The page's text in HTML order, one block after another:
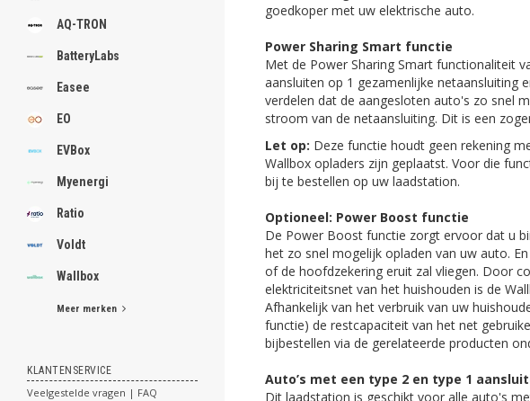
AQ-TRON
BatteryLabs
Easee
EO
EVBox
Myenergi
Ratio
Voldt
Wallbox
Meer merken
KLANTENSERVICE
Veelgestelde vragen | FAQ
goedkoper met uw elektrische auto.
Power Sharing Smart functie
Met de Power Sharing Smart functionaliteit
aansluiten op 1 gezamenlijke netaansluiting
verdelen dat de aangesloten auto's zo snel
stroom van de netaansluiting. Dit is een
Let op: Deze functie houdt geen rekening
Wallbox opladers zijn geplaatst. Voor die
bij te bestellen op uw laadstation.
Optioneel: Power Boost functie
De Power Boost functie zorgt ervoor dat u
het zo snel mogelijk opladen van uw auto.
of de hoofdzekering eruit zal vliegen. Door
elektriciteitsnet van het huishouden is de
Afhankelijk van het verbruik van uw
functie) de restcapaciteit van het net
bijbestellen via de gerelateerde producten
Auto’s met een type 2 en type 1
Dit laadstation is geschikt voor alle auto's